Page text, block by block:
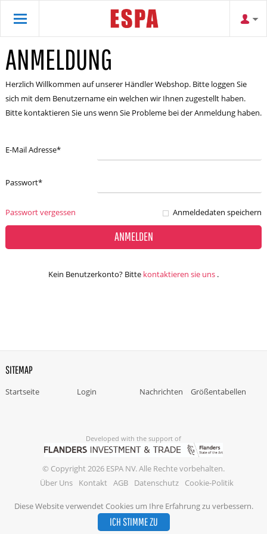
Diese Website verwendet Cookies um Ihre Erfahrung zu verbessern.
ICH STIMME ZU
ANMELDUNG
Herzlich Willkommen auf unserer Händler Webshop. Bitte loggen Sie
sich mit dem Benutzername ein welchen wir Ihnen zugestellt haben.
Bitte kontaktieren Sie uns wenn Sie Probleme bei der Anmeldung haben.
E-Mail Adresse*
Passwort*
Passwort vergessen Anmeldedaten speichern
ANMELDEN
Kein Benutzerkonto? Bitte kontaktieren sie uns .
SITEMAP
Startseite Login Nachrichten Größentabellen
Developed with the support of
© Copyright 2026 ESPA NV. Alle Rechte vorbehalten.
Über Uns
Kontakt AGB Datenschutz Cookie-Politik